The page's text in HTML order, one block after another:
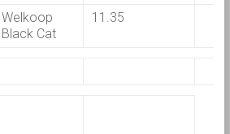
Welkoop
Black Cat
11.35